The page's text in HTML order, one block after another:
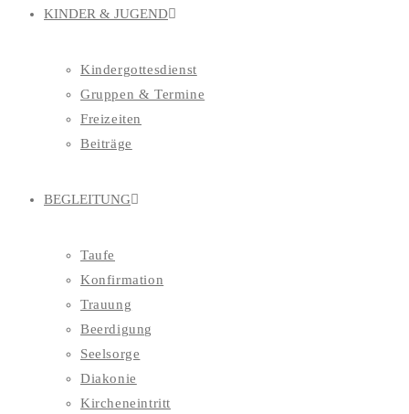
KINDER & JUGEND
Kindergottesdienst
Gruppen & Termine
Freizeiten
Beiträge
BEGLEITUNG
Taufe
Konfirmation
Trauung
Beerdigung
Seelsorge
Diakonie
Kircheneintritt